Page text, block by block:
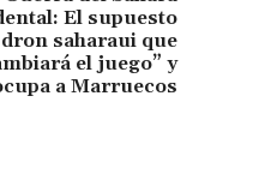
El supuesto
dron saharaui que
el juego” y
a Marruecos